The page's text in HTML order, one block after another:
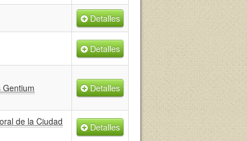
Detalles
Detalles
Gentium Detalles
de la Ciudad
Detalles